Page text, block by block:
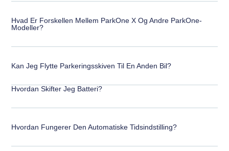
Hvad Er Forskellen Mellem ParkOne X Og Andre ParkOne-
Modeller?
Kan Jeg Flytte Parkeringsskiven Til En Anden Bil?
Hvordan Skifter Jeg Batteri?
Hvordan Fungerer Den Automatiske Tidsindstilling?